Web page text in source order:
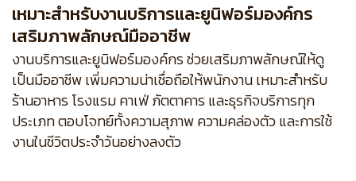
เหมาะสำหรับงานบริการและยูนิฟอร์มองค์กร
เสริมภาพลักษณ์มืออาชีพ
งานบริการและยูนิฟอร์มองค์กร ช่วยเสริมภาพลักษณ์ให้ดู
เป็นมืออาชีพ เพิ่มความน่าเชื่อถือให้พนักงาน เหมาะสำหรับ
ร้านอาหาร โรงแรม คาเฟ่ ภัตตาคาร และธุรกิจบริการทุก
ประเภท ตอบโจทย์ทั้งความสุภาพ ความคล่องตัว และการใช้
งานในชีวิตประจำวันอย่างลงตัว